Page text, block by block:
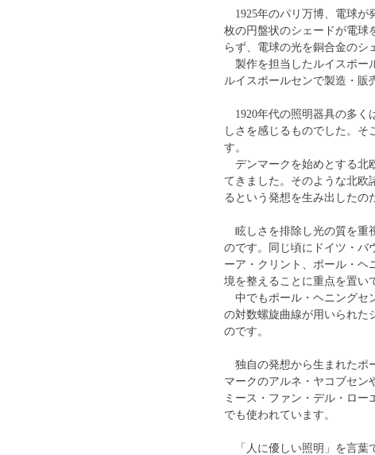
1925年のパリ万博、電球が
枚の円盤状のシェードが電球
らず、電球の光を銅合金のシ
製作を担当したルイスポー
ルイスポールセンで製造・販
1920年代の照明器具の多く
しさを感じるものでした。そ
す。
デンマークを始めとする北
てきました。そのような北欧
るという発想を生み出したの
眩しさを排除し光の質を重
のです。同じ頃にドイツ・バ
ーア・クリント、ポール・ヘ
境を整えることに重点を置い
中でもポール・ヘニングセ
の対数螺旋曲線が用いられた
のです。
独自の発想から生まれたポ
マークのアルネ・ヤコブセン
ミース・ファン・デル・ロ
でも使われています。
「人に優しい照明」を言葉